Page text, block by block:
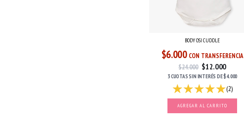
BODY OSI CUDDLE
$6.000 CON TRANSFERENCIA
$24.000 $12.000
3 CUOTASSIN INTERÉS DE$4.000
(2)
AGREGAR AL CARRITO